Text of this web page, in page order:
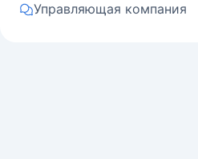
Управляющая компания